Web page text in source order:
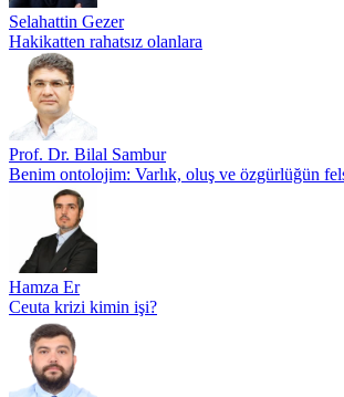
Selahattin Gezer
Hakikatten rahatsız olanlara
Prof. Dr. Bilal Sambur
Benim ontolojim: Varlık, oluş ve özgürlüğün
Hamza Er
Ceuta krizi kimin işi?